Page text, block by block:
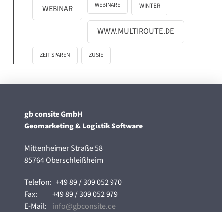
WEBINAR WEBINARE WINTER
WWW.MULTIROUTE.DE
ZEIT SPAREN ZUSIE
gb consite GmbH
Geomarketing & Logistik Software
Mittenheimer Straße 58
85764 Oberschleißheim
Telefon:+49 89 / 309 052 970
Fax:+49 89 / 309 052 979
E-Mail: info@gbconsite.de